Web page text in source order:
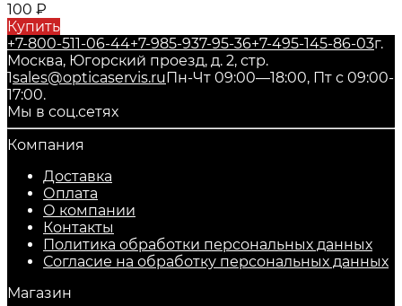
100 ₽
Купить
+7-800-511-06-44+7-985-937-95-36+7-495-145-86-03г.
Москва, Югорский проезд, д. 2, стр.
1sales@opticaservis.ruПн-Чт 09:00—18:00, Пт с 09:00-
17:00.
Мы в соц.сетях
Компания
Доставка
Оплата
О компании
Контакты
Политика обработки персональных данных
Согласие на обработку персональных данных
Магазин